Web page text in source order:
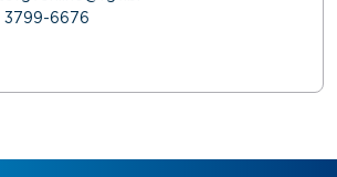
3799-6676